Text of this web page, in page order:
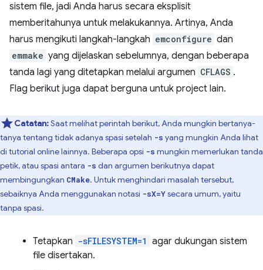
sistem file, jadi Anda harus secara eksplisit
memberitahunya untuk melakukannya. Artinya, Anda
harus mengikuti langkah-langkah emconfigure dan
emmake yang dijelaskan sebelumnya, dengan beberapa
tanda lagi yang ditetapkan melalui argumen CFLAGS .
Flag berikut juga dapat berguna untuk project lain.
Catatan:Saat melihat perintah berikut, Anda mungkin bertanya-
tanya tentang tidak adanya spasi setelah -s yang mungkin Anda lihat
di tutorial online lainnya. Beberapa opsi -s mungkin memerlukan tanda
petik, atau spasi antara -s dan argumen berikutnya dapat
membingungkan CMake. Untuk menghindari masalah tersebut,
sebaiknya Anda menggunakan notasi -sX=Ysecara umum, yaitu
tanpa spasi.
Tetapkan -sFILESYSTEM=1 agar dukungan sistem
file disertakan.